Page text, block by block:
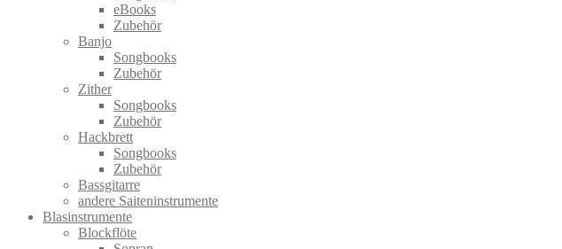
eBooks
Zubehör
Banjo
Songbooks
Zubehör
Zither
Songbooks
Zubehör
Hackbrett
Songbooks
Zubehör
Bassgitarre
andere Saiteninstrumente
Blasinstrumente
Blockflöte